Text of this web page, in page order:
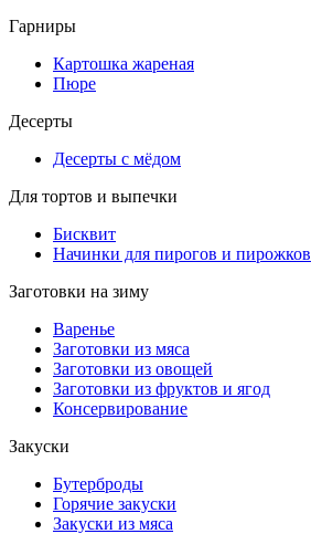
Гарниры
Картошка жареная
Пюре
Десерты
Десерты с мёдом
Для тортов и выпечки
Бисквит
Начинки для пирогов и пирожков
Заготовки на зиму
Варенье
Заготовки из мяса
Заготовки из овощей
Заготовки из фруктов и ягод
Консервирование
Закуски
Бутерброды
Горячие закуски
Закуски из мяса